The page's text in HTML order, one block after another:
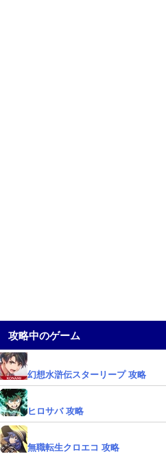
攻略中のゲーム
幻想水滸伝スターリープ 攻略
ヒロサバ 攻略
無職転生クロエコ 攻略